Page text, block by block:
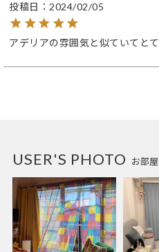
投稿日 2024/02/05
アデリアの雰囲気と似ていてと
お部
USER'S PHOTO